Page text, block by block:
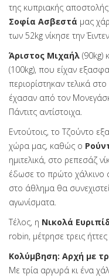
της κυπριακής αποστολής
Σοφία Ασβεστά μας
των 52kg νίκησε την
Άριστος Μιχαήλ (90kg)
(100kg), που είχαν
περιορίστηκαν τελικά
έχασαν από τον
Πάντιτς αντίστοιχα.
Εντούτοις, το Τζούντο
χώρα μας, καθώς ο
ημιτελικά, στο ρεπεσάζ
έδωσε το πρώτο
στο άθλημα θα
αγωνίσματα.
Τέλος, η Νικολά
robin, μέτρησε τρεις
Κολύμβηση: Αρχή με
Με τρία αργυρά κι ένα